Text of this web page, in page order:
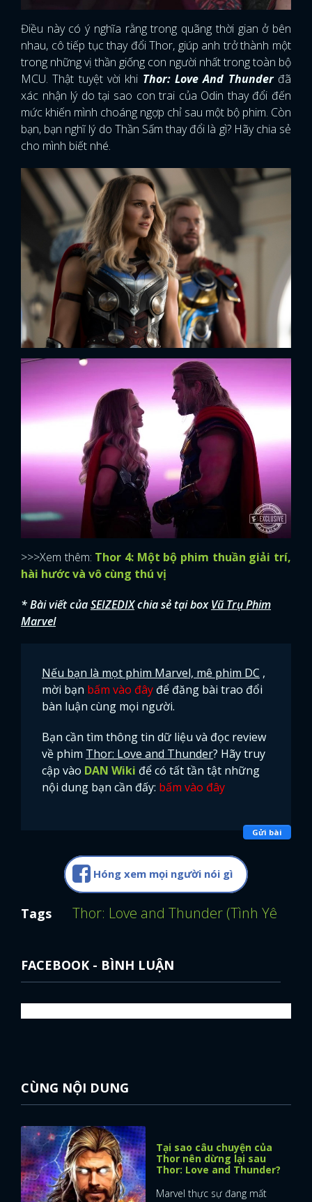
Điều này có ý nghĩa rằng trong quãng thời gian ở bên
nhau, cô tiếp tục thay đổi Thor, giúp anh trở thành một
trong những vị thần giống con người nhất trong toàn bộ
MCU. Thật tuyệt vời khi Thor: Love And Thunder đã
xác nhận lý do tại sao con trai của Odin thay đổi đến
mức khiến mình choáng ngợp chỉ sau một bộ phim. Còn
bạn, bạn nghĩ lý do Thần Sấm thay đổi là gì? Hãy chia sẻ
cho mình biết nhé.
>>>Xem thêm: Thor 4: Một bộ phim thuần giải trí,
hài hước và vô cùng thú vị
* Bài viết củaSEIZEDIXchia sẻ tại boxVũ Trụ Phim
Marvel
Nếu bạn là mọt phim Marvel, mê phim DC ,
mời bạn bấm vào đây để đăng bài trao đổi
bàn luận cùng mọi người.
Bạn cần tìm thông tin dữ liệu và đọc review
về phim Thor: Love and Thunder? Hãy truy
cập vào DAN Wiki để có tất tần tật những
nội dung bạn cần đấy: bấm vào đây
Gửi bài
Hóng xem mọi người nói gì
Tags Thor: Love and Thunder (Tình Yêu Và
FACEBOOK - BÌNH LUẬN
CÙNG NỘI DUNG
Tại sao câu chuyện của
Thor nên dừng lại sau
Thor: Love and Thunder?
Marvel thực sự đang mất